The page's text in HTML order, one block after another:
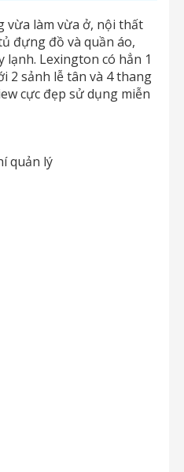
vừa làm vừa ở, nội thất
đựng đồ và quần áo,
lạnh. Lexington có hẳn 1
2 sảnh lễ tân và 4 thang
cực đẹp sử dụng miễn
quản lý